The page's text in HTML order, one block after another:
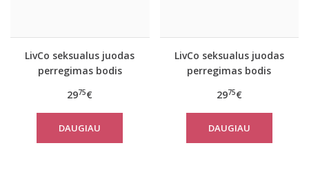
LivCo seksualus juodas
perregimas bodis
2975€
DAUGIAU
LivCo seksualus juodas
perregimas bodis
2975€
DAUGIAU